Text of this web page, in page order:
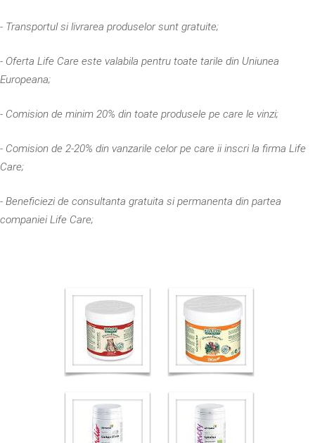
- Transportul si livrarea produselor sunt gratuite;
- Oferta Life Care este valabila pentru toate tarile din Uniunea
Europeana;
- Comision de minim 20% din toate produsele pe care le vinzi;
- Comision de 2-20% din vanzarile celor pe care ii inscri la firma Life
Care;
- Beneficiezi de consultanta gratuita si permanenta din partea
companiei Life Care;